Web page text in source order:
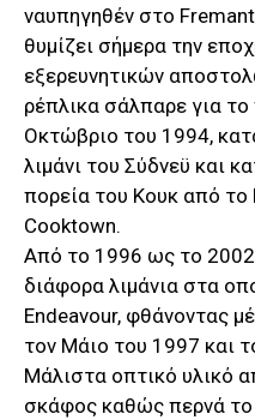
ναυπηγηθέν στο
θυμίζει σήμερα την
εξερευνητικών
ρέπλικα σάλπαρε για το
Οκτώβριο του 1994,
λιμάνι του Σύδνεϋ και
πορεία του Κουκ από το
Cooktown.
Από το 1996 ως το
διάφορα λιμάνια στα
Endeavour, φθάνοντας
τον Μάιο του 1997 και
Μάλιστα οπτικό υλικό
σκάφος καθώς περνά